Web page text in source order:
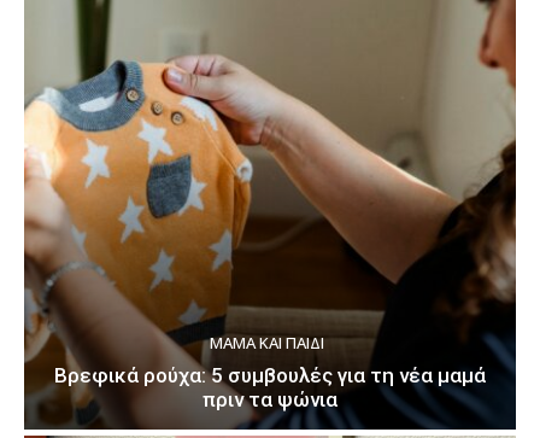
ΜΑΜΆ ΚΑΙ ΠΑΙΔΊ
Βρεφικά ρούχα: 5 συμβουλές για τη νέα μαμά
πριν τα ψώνια